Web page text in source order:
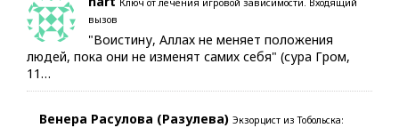
вызов
"Воистину, Аллах не меняет положения
людей, пока они не изменят самих себя" (сура Гром,
11…
Венера Расулова (Разулева) Экзорцист из Тобольска: